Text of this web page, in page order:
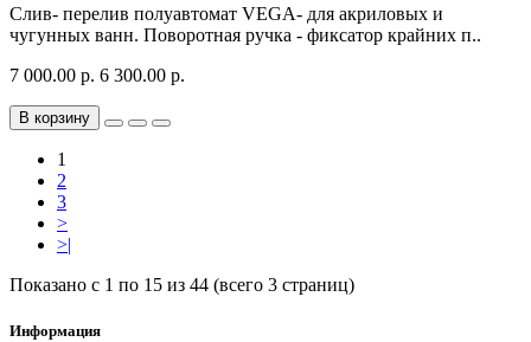
Слив- перелив полуавтомат VEGA- для акриловых и
чугунных ванн. Поворотная ручка - фиксатор крайних п..
7 000.00 р. 6 300.00 р.
В корзину
1
2
3
>
>|
Показано с 1 по 15 из 44 (всего 3 страниц)
Информация